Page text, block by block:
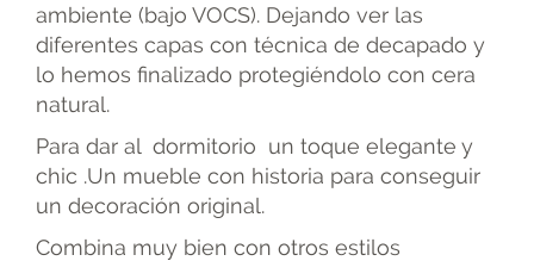
ambiente (bajo VOCS). Dejando ver las
diferentes capas con técnica de decapado y
lo hemos finalizado protegiéndolo con cera
natural.
Para dar al dormitorio un toque elegante y
chic .Un mueble con historia para conseguir
un decoración original.
Combina muy bien con otros estilos